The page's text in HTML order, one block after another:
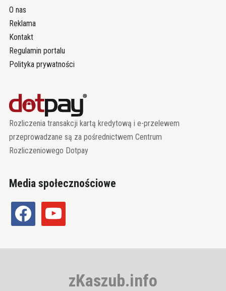
O nas
Reklama
Kontakt
Regulamin portalu
Polityka prywatności
Rozliczenia transakcji kartą kredytową i e-przelewem
przeprowadzane są za pośrednictwem Centrum
Rozliczeniowego Dotpay
Media społecznościowe
facebook youtube
zKaszub.info